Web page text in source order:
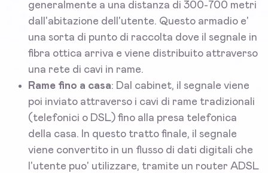
generalmente a una distanza di 300-700 metri
dall'abitazione dell'utente. Questo armadio e'
una sorta di punto di raccolta dove il segnale in
fibra ottica arriva e viene distribuito attraverso
una rete di cavi in rame.
Rame fino a casa: Dal cabinet, il segnale viene
poi inviato attraverso i cavi di rame tradizionali
(telefonici o DSL) fino alla presa telefonica
della casa. In questo tratto finale, il segnale
viene convertito in un flusso di dati digitali che
l'utente puo' utilizzare, tramite un router ADSL